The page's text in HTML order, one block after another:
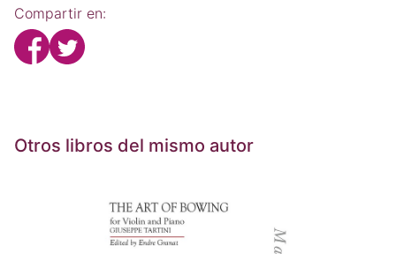
Compartir en:
Otros libros del mismo autor